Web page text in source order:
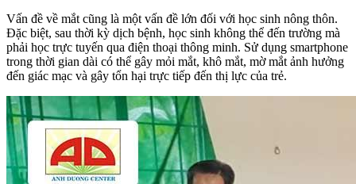
Vấn đề về mắt cũng là một vấn đề lớn đối với học sinh nông thôn.
Đặc biệt, sau thời kỳ dịch bệnh, học sinh không thể đến trường mà
phải học trực tuyến qua điện thoại thông minh. Sử dụng smartphone
trong thời gian dài có thể gây mỏi mắt, khô mắt, mờ mắt ảnh hưởng
đến giác mạc và gây tổn hại trực tiếp đến thị lực của trẻ.